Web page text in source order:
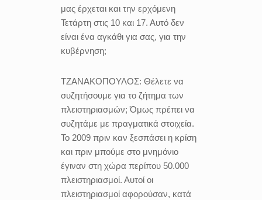
μας έρχεται και την ερχόμενη
Τετάρτη στις 10 και 17. Αυτό δεν
είναι ένα αγκάθι για σας, για την
κυβέρνηση;
ΤΖΑΝΑΚΟΠΟΥΛΟΣ: Θέλετε να
συζητήσουμε για το ζήτημα των
πλειστηριασμών; Όμως πρέπει να
συζητάμε με πραγματικά στοιχεία.
Το 2009 πριν καν ξεσπάσει η κρίση
και πριν μπούμε στο μνημόνιο
έγιναν στη χώρα περίπου 50.000
πλειστηριασμοί. Αυτοί οι
πλειστηριασμοί αφορούσαν, κατά